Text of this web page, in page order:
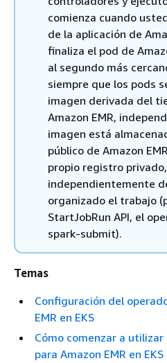
comienza cuando
de la aplicación de
finaliza el pod de
al segundo más
siempre que los pods
imagen derivada del
Amazon EMR,
imagen está
público de Amazon
propio registro
independientemente
organizado el trabajo
StartJobRun API, el
spark-submit).
Temas
Configuración del
EMR en EKS
Cómo comenzar a
para Amazon EMR en EKS